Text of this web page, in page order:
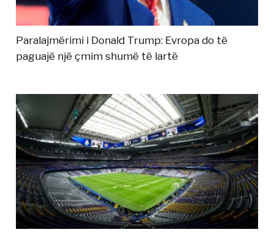
Paralajmërimi i Donald Trump: Evropa do të
paguajë një çmim shumë të lartë